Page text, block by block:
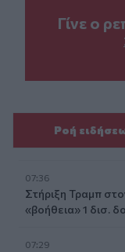
Γίνε ο
Ροή
07:36
Στήριξη Τραμπ
«βοήθεια» 1 δισ.
07:29